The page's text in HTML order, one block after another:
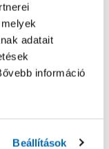
adatait
információ
Beállítások